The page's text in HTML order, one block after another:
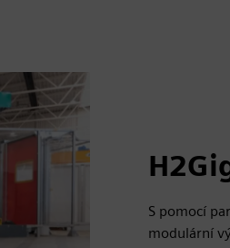
S pomocí
modulární